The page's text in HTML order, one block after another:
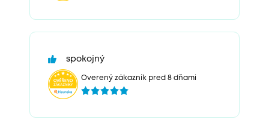
spokojný
Overený zákazník pred 8 dňami